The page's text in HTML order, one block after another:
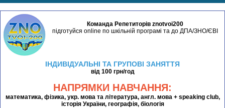
Команда Репетиторів znotvoi200
підготуйся online по шкільній програмі та до ДПА/ЗНО/ЄВІ
ІНДИВІДУАЛЬНІ ТА ГРУПОВІ ЗАНЯТТЯ
від 100 грн/год
НАПРЯМКИ НАВЧАННЯ:
математика, фізика, укр. мова та література, англ. мова + speaking club,
історія України, географія, біологія